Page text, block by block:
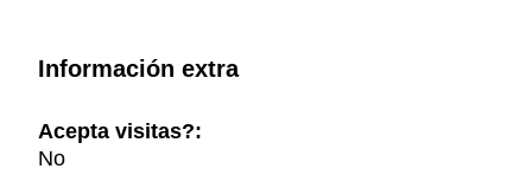
Información extra
Acepta visitas?:
No